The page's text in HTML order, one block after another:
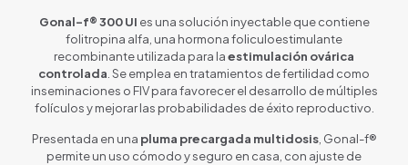
Gonal-f® 300 UI es una solución inyectable que contiene
folitropina alfa, una hormona foliculoestimulante
recombinante utilizada para laestimulación ovárica
controlada . Se emplea en tratamientos de fertilidad como
inseminaciones o FIV para favorecer el desarrollo de múltiples
folículos y mejorar las probabilidades de éxito reproductivo.
Presentada en una pluma precargada multidosis, Gonal-f®
permite un uso cómodo y seguro en casa, con ajuste de